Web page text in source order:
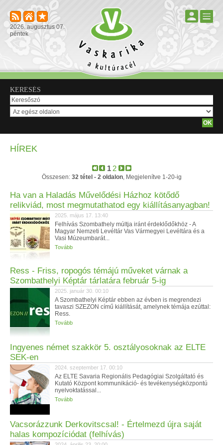
2026. augusztus 07.
péntek
KERESÉS
HÍREK
1 2
Összesen: 32 tétel - 2 oldalon, Megjelenítve 1-20-ig
Ha van a Haladás Művelődési Házhoz kötődő
relikviád, most megmutathatod egy kiállításanyagban!
2025. május 17. 13:40
Felhívás Szombathely múltja iránt érdeklődőkhöz - A
Magyar Nemzeti Levéltár Vas Vármegyei Levéltára és a
Vasi Múzeumbarát...
Tovább
Ress - Friss, ropogós témájú műveket várnak a
Szombathelyi Képtár tárlatára február 5-ig
2025. január 30. 00:10
A Szombathelyi Képtár ebben az évben is megrendezi
tavaszi SZEZON című kiállítását, amelynek témája ezúttal:
Ress.
Tovább
Ingyenes német szakkör 5. osztályosoknak az ELTE
SEK-en
2024. szeptember 17. 00:10
Az ELTE Savaria Regionális Pedagógiai Szolgáltató és
Kutató Központ kommunikáció- és tevékenységközpontú
nyelvoktatással...
Tovább
Vacsorázzunk Derkovitscsal! - Értelmezd újra saját
halas kompozíciódat (felhívás)